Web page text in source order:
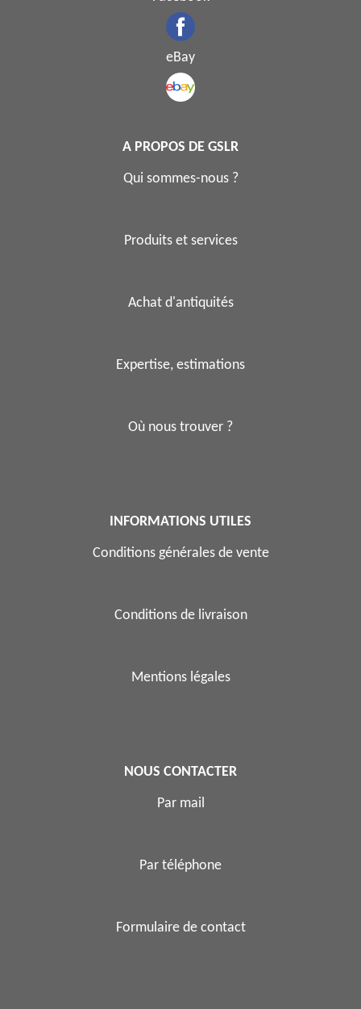
eBay
A PROPOS DE GSLR
Qui sommes-nous ?
Produits et services
Achat d'antiquités
Expertise, estimations
Où nous trouver ?
INFORMATIONS UTILES
Conditions générales de vente
Conditions de livraison
Mentions légales
NOUS CONTACTER
Par mail
Par téléphone
Formulaire de contact